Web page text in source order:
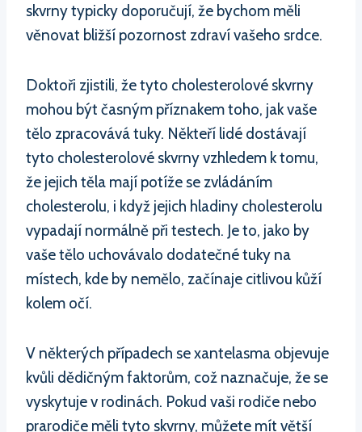
skvrny typicky doporučují, že bychom měli
věnovat bližší pozornost zdraví vašeho srdce.
Doktoři zjistili, že tyto cholesterolové skvrny
mohou být časným příznakem toho, jak vaše
tělo zpracovává tuky. Někteří lidé dostávají
tyto cholesterolové skvrny vzhledem k tomu,
že jejich těla mají potíže se zvládáním
cholesterolu, i když jejich hladiny cholesterolu
vypadají normálně při testech. Je to, jako by
vaše tělo uchovávalo dodatečné tuky na
místech, kde by nemělo, začínaje citlivou kůží
kolem očí.
V některých případech se xantelasma objevuje
kvůli dědičným faktorům, což naznačuje, že se
vyskytuje v rodinách. Pokud vaši rodiče nebo
prarodiče měli tyto skvrny, můžete mít větší